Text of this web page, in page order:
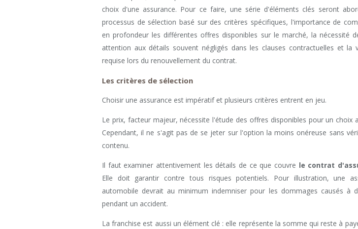
choix d'une assurance. Pour ce faire, une série d'éléments clés seront
processus de sélection basé sur des critères spécifiques, l'importance de
en profondeur les différentes offres disponibles sur le marché, la nécessité
attention aux détails souvent négligés dans les clauses contractuelles et la
requise lors du renouvellement du contrat.
Les critères de sélection
Choisir une assurance est impératif et plusieurs critères entrent en jeu.
Le prix, facteur majeur, nécessite l'étude des offres disponibles pour un choix
Cependant, il ne s'agit pas de se jeter sur l'option la moins onéreuse sans
contenu.
Il faut examiner attentivement les détails de ce que couvre le contrat
Elle doit garantir contre tous risques potentiels. Pour illustration, une
automobile devrait au minimum indemniser pour les dommages causés à
pendant un accident.
La franchise est aussi un élément clé : elle représente la somme qui reste à